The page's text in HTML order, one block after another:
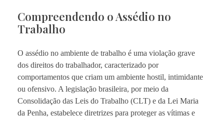
Compreendendo o Assédio no
Trabalho
O assédio no ambiente de trabalho é uma violação grave
dos direitos do trabalhador, caracterizado por
comportamentos que criam um ambiente hostil, intimidante
ou ofensivo. A legislação brasileira, por meio da
Consolidação das Leis do Trabalho (CLT) e da Lei Maria
da Penha, estabelece diretrizes para proteger as vítimas e